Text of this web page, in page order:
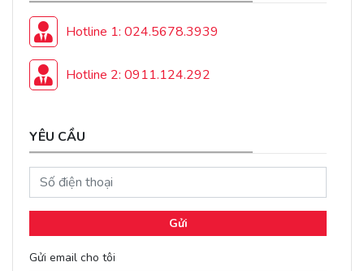
Hotline 1: 024.5678.3939
Hotline 2: 0911.124.292
YÊU CẦU
Gửi
Gửi email cho tôi